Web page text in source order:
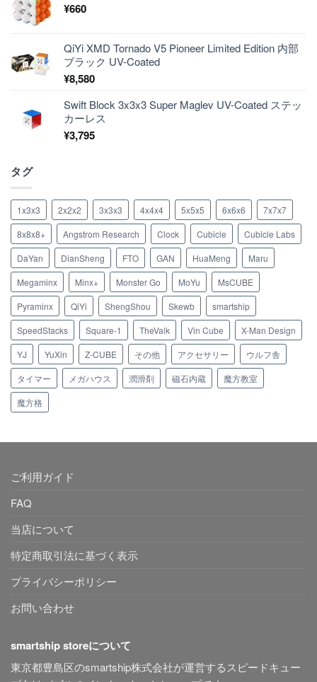
¥660
QiYi XMD Tornado V5 Pioneer Limited Edition 内部
ブラック UV-Coated
¥8,580
Swift Block 3x3x3 Super Maglev UV-Coated ステッ
カーレス
¥3,795
タグ
1x3x3 2x2x2 3x3x3 4x4x4 5x5x5 6x6x6
7x7x7
8x8x8+
Angstrom Research Clock Cubicle
Cubicle Labs
DaYan
DianSheng FTO GAN HuaMeng
Maru
Megaminx
Minx+ Monster Go MoYu
MsCUBE
Pyraminx
QiYi ShengShou Skewb
smartship
SpeedStacks
Square-1 TheValk Vin Cube
X-Man Design
YJ
YuXin Z-CUBE その他 アクセサリー
ウルフ舎
タイマー
メガハウス 潤滑剤 磁石内蔵
魔方教室
魔方格
ご利用ガイド
FAQ
当店について
特定商取引法に基づく表示
プライバシーポリシー
お問い合わせ
smartship storeについて
東京都豊島区のsmartship株式会社が運営するスピードキュー